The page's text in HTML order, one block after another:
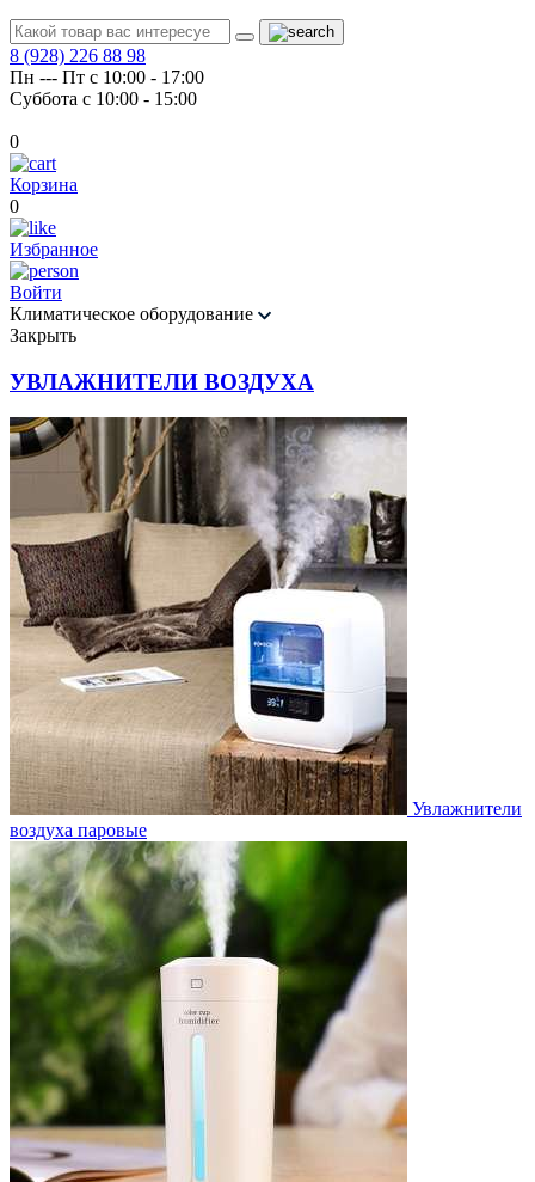
8 (928) 226 88 98
Пн --- Пт с 10:00 - 17:00
Суббота с 10:00 - 15:00
0
Корзина
0
Избранное
Войти
Климатическое оборудование
Закрыть
УВЛАЖНИТЕЛИ ВОЗДУХА
Увлажнители
воздуха паровые